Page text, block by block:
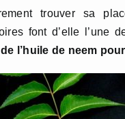
trouver sa
font d’elle
l’huile de neem